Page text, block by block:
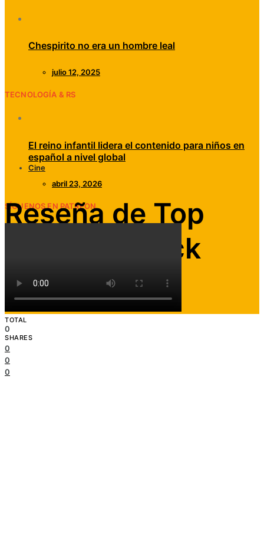
Chespirito no era un hombre leal
julio 12, 2025
TECNOLOGÍA & RS
El reino infantil lidera el contenido para niños en
español a nivel global
abril 23, 2026
SÍGUENOS EN PATREON
Cine
Reseña de Top
Gun: Maverick
TOTAL
0
SHARES
0
0
0